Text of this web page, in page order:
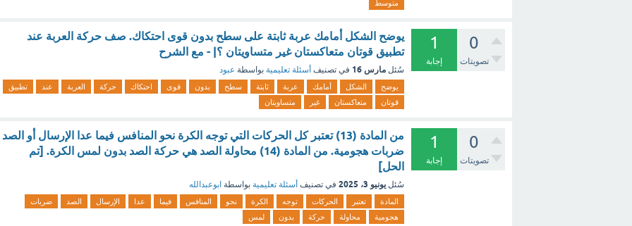
متوسط
0
تصويتات
1
إجابة
يوضح الشكل أمامك عربة ثابتة على سطح بدون قوى احتكاك. صف حركة العربة عند
تطبيق قوتان متعاكستان غير متساويتان ؟| - مع الشرح
سُئل مارس 16 في تصنيف أسئلة تعليمية بواسطة عبود
يوضح الشكل أمامك عربة ثابتة سطح بدون قوى احتكاك حركة العربة عند
تطبيق
قوتان
متعاكستان غير متساويتان
0
تصويتات
1
إجابة
من المادة (13) تعتبر كل الحركات التي توجه الكرة نحو المنافس فيما عدا الإرسال أو الصد
ضربات هجومية. من المادة (14) محاولة الصد هي حركة الصد بدون لمس الكرة. [تم
الحل]
سُئل يونيو 3، 2025 في تصنيف أسئلة تعليمية بواسطة ابوعبدالله
المادة تعتبر الحركات توجه الكرة نحو المنافس فيما عدا الإرسال الصد
ضربات
هجومية
محاولة حركة بدون لمس